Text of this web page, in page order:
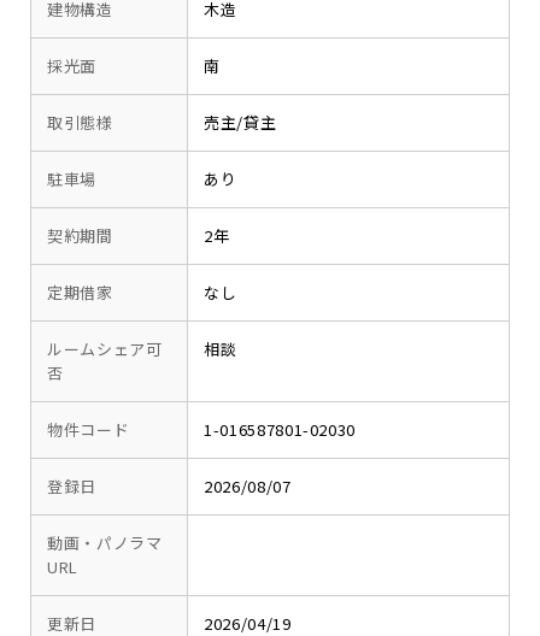
建物構造 木造
採光面 南
取引態様 売主/貸主
駐車場 あり
契約期間 2年
定期借家 なし
ルームシェア可
否
相談
物件コード 1-016587801-02030
登録日 2026/08/07
動画・パノラマ
URL
更新日 2026/04/19